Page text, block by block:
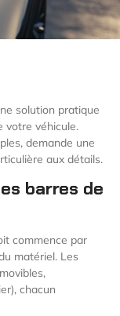
solution pratique
votre véhicule.
demande une
aux détails.
barres de
commence par
matériel. Les
chacun